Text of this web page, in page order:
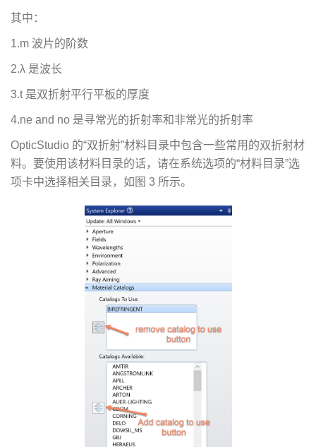
其中：
1.m 波片的阶数
2.λ 是波长
3.t 是双折射平行平板的厚度
4.ne and no 是寻常光的折射率和非常光的折射率
OpticStudio 的“双折射”材料目录中包含一些常用的双折射材
料。要使用该材料目录的话，请在系统选项的“材料目录”选
项卡中选择相关目录，如图 3 所示。